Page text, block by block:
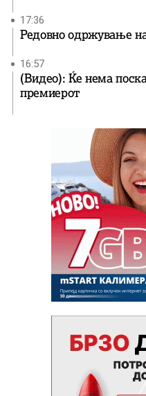
17:36
Редовно одржување
16:57
(Видео): Ќе нема
премиерот